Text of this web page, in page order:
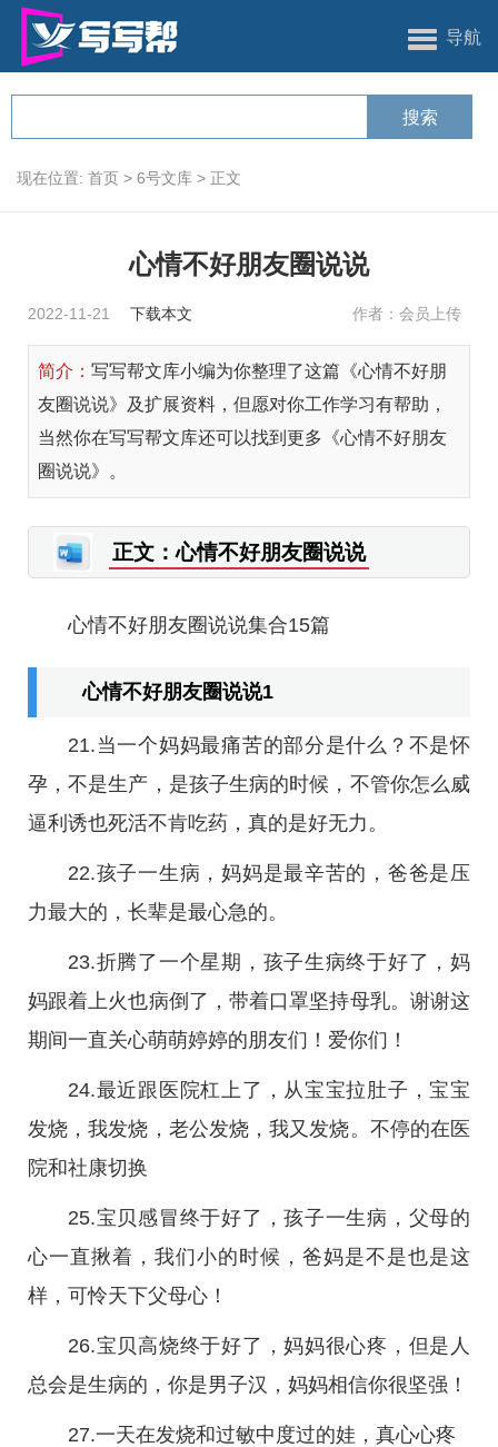
导航
现在位置: 首页 > 6号文库 > 正文
心情不好朋友圈说说
2022-11-21 下载本文 作者：会员上传
简介： 写写帮文库小编为你整理了这篇《心情不好朋
友圈说说》及扩展资料，但愿对你工作学习有帮助，
当然你在写写帮文库还可以找到更多《心情不好朋友
圈说说》。
正文：心情不好朋友圈说说
心情不好朋友圈说说集合15篇
心情不好朋友圈说说1
21.当一个妈妈最痛苦的部分是什么？不是怀
孕，不是生产，是孩子生病的时候，不管你怎么威
逼利诱也死活不肯吃药，真的是好无力。
22.孩子一生病，妈妈是最辛苦的，爸爸是压
力最大的，长辈是最心急的。
23.折腾了一个星期，孩子生病终于好了，妈
妈跟着上火也病倒了，带着口罩坚持母乳。谢谢这
期间一直关心萌萌婷婷的朋友们！爱你们！
24.最近跟医院杠上了，从宝宝拉肚子，宝宝
发烧，我发烧，老公发烧，我又发烧。不停的在医
院和社康切换
25.宝贝感冒终于好了，孩子一生病，父母的
心一直揪着，我们小的时候，爸妈是不是也是这
样，可怜天下父母心！
26.宝贝高烧终于好了，妈妈很心疼，但是人
总会是生病的，你是男子汉，妈妈相信你很坚强！
27.一天在发烧和过敏中度过的娃，真心心疼